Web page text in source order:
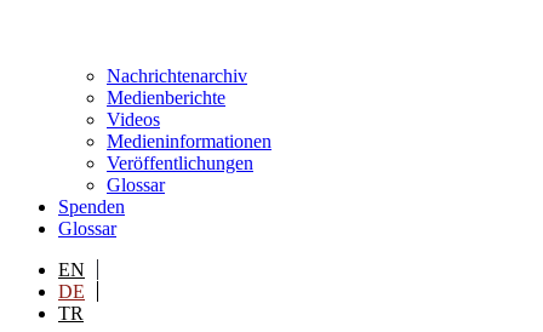
Nachrichtenarchiv
Medienberichte
Videos
Medieninformationen
Veröffentlichungen
Glossar
Spenden
Glossar
EN
DE
TR